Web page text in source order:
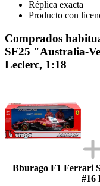
Réplica exacta
Producto con
Comprados
SF25 "Australia-
Leclerc, 1:18
Bburago F1 Ferrari
#16